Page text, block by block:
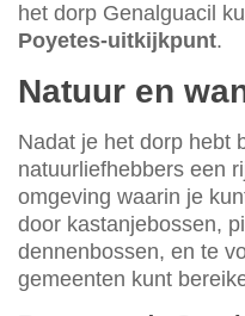
het dorp Genalguacil
Poyetes-uitkijkpunt.
Natuur en
Nadat je het dorp hebt
natuurliefhebbers een
omgeving waarin je
door kastanjebossen,
dennenbossen, en te
gemeenten kunt